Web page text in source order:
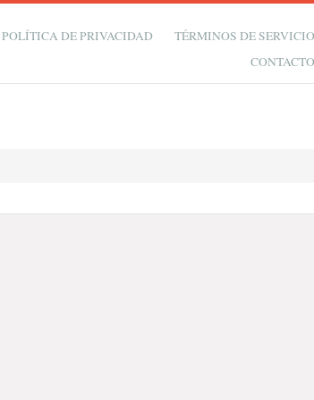
POLÍTICA DE PRIVACIDAD
TÉRMINOS DE